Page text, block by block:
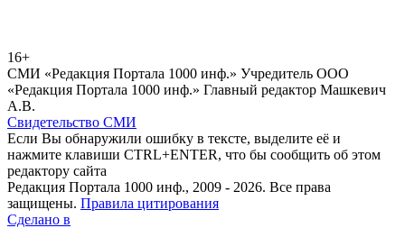
16+
СМИ «Редакция Портала 1000 инф.» Учредитель ООО
«Редакция Портала 1000 инф.» Главный редактор Машкевич
А.В.
Свидетельство СМИ
Если Вы обнаружили ошибку в тексте, выделите её и
нажмите клавиши CTRL+ENTER, что бы сообщить об этом
редактору сайта
Редакция Портала 1000 инф., 2009 - 2026. Все права
защищены. Правила цитирования
Сделано в